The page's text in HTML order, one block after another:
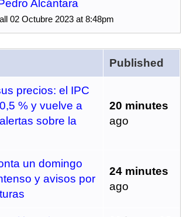
Alcántara
02 Octubre 2023 at 8:48pm
Published
precios: el IPC
% y vuelve a
sobre la
20 minutes
ago
un domingo
y avisos por
24 minutes
ago